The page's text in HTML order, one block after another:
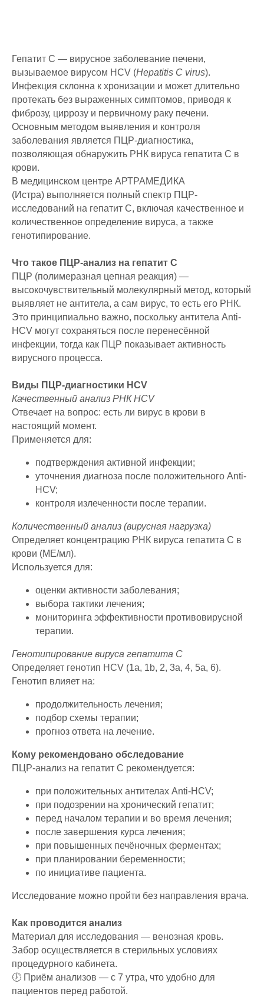
Гепатит C — вирусное заболевание печени,
вызываемое вирусом HCV (Hepatitis C virus).
Инфекция склонна к хронизации и может длительно
протекать без выраженных симптомов, приводя к
фиброзу, циррозу и первичному раку печени.
Основным методом выявления и контроля
заболевания является ПЦР-диагностика,
позволяющая обнаружить РНК вируса гепатита C в
крови.
В медицинском центре АРТРАМЕДИКА
(Истра) выполняется полный спектр ПЦР-
исследований на гепатит C, включая качественное и
количественное определение вируса, а также
генотипирование.
Что такое ПЦР-анализ на гепатит C
ПЦР (полимеразная цепная реакция) —
высокочувствительный молекулярный метод, который
выявляет не антитела, а сам вирус, то есть его РНК.
Это принципиально важно, поскольку антитела Anti-
HCV могут сохраняться после перенесённой
инфекции, тогда как ПЦР показывает активность
вирусного процесса.
Виды ПЦР-диагностики HCV
Качественный анализ РНК HCV
Отвечает на вопрос: есть ли вирус в крови в
настоящий момент.
Применяется для:
подтверждения активной инфекции;
уточнения диагноза после положительного Anti-
HCV;
контроля излеченности после терапии.
Количественный анализ (вирусная нагрузка)
Определяет концентрацию РНК вируса гепатита C в
крови (МЕ/мл).
Используется для:
оценки активности заболевания;
выбора тактики лечения;
мониторинга эффективности противовирусной
терапии.
Генотипирование вируса гепатита C
Определяет генотип HCV (1a, 1b, 2, 3a, 4, 5a, 6).
Генотип влияет на:
продолжительность лечения;
подбор схемы терапии;
прогноз ответа на лечение.
Кому рекомендовано обследование
ПЦР-анализ на гепатит C рекомендуется:
при положительных антителах Anti-HCV;
при подозрении на хронический гепатит;
перед началом терапии и во время лечения;
после завершения курса лечения;
при повышенных печёночных ферментах;
при планировании беременности;
по инициативе пациента.
Исследование можно пройти без направления врача.
Как проводится анализ
Материал для исследования — венозная кровь.
Забор осуществляется в стерильных условиях
процедурного кабинета.
🕖 Приём анализов — с 7 утра, что удобно для
пациентов перед работой.